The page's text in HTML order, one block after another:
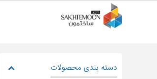
دسته بندی محصولات